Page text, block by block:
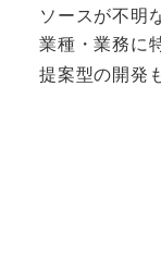
ソースが不明
業種・業務に
提案型の開発